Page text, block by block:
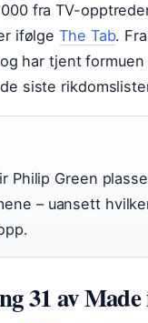
fra TV-
ifølgeThe Tab.
har tjent
siste
Philip Green
– uansett
31 av